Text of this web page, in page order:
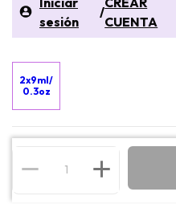
sesión
/
CUENTA
2x9ml/
0.3oz